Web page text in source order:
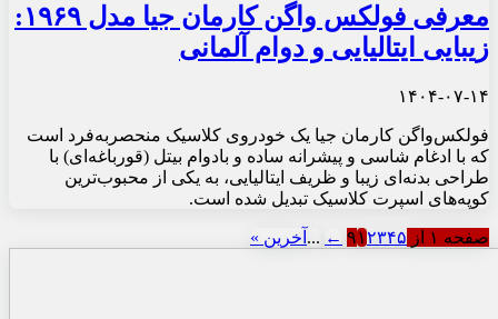
معرفی فولکس‌ واگن کارمان جیا مدل ۱۹۶۹:
زیبایی ایتالیایی و دوام آلمانی
۱۴۰۴-۰۷-۱۴
فولکس‌واگن کارمان جیا یک خودروی کلاسیک منحصربه‌فرد است
که با ادغام شاسی و پیشرانه ساده و بادوام بیتل (قورباغه‌ای) با
طراحی بدنه‌ای زیبا و ظریف ایتالیایی، به یکی از محبوب‌ترین
کوپه‌های اسپرت کلاسیک تبدیل شده است.
صفحه ۱ از ۹ ۱۲۳۴۵ ←
... آخرین »